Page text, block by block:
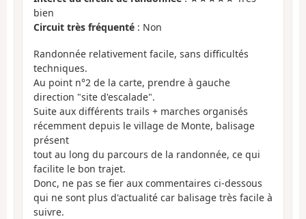
bien
Circuit très fréquenté : Non
Randonnée relativement facile, sans difficultés
techniques.
Au point n°2 de la carte, prendre à gauche
direction "site d'escalade".
Suite aux différents trails + marches organisés
récemment depuis le village de Monte, balisage
présent
tout au long du parcours de la randonnée, ce qui
facilite le bon trajet.
Donc, ne pas se fier aux commentaires ci-dessous
qui ne sont plus d'actualité car balisage très facile à
suivre.